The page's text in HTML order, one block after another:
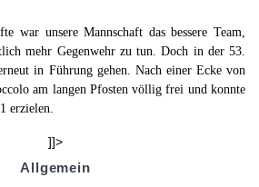
war unsere Mannschaft das bessere Team,
mehr Gegenwehr zu tun. Doch in der 53.
in Führung gehen. Nach einer Ecke von
am langen Pfosten völlig frei und konnte
erzielen.
]]>
Allgemein